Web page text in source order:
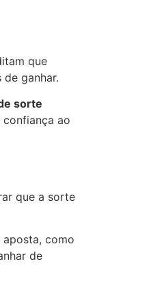
que
ganhar.
sorte
ao
que a sorte
como
de